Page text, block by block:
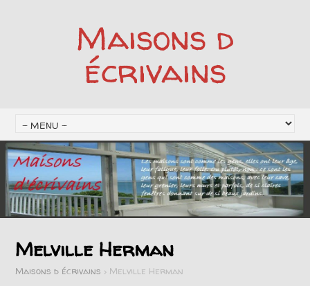
Maisons d
écrivains
Melville Herman
Maisons d écrivains > Melville Herman